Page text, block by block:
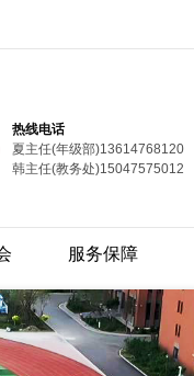
热线电话
夏主任(年级部)13614768120
韩主任(教务处)15047575012
服务保障